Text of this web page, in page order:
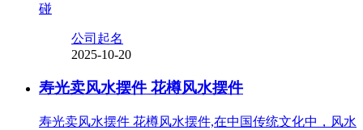
碰
公司起名
2025-10-20
寿光卖风水摆件 花樽风水摆件
寿光卖风水摆件 花樽风水摆件,在中国传统文化中，风水